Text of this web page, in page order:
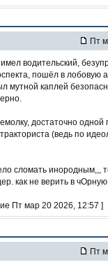
Пт
водительский,
пошёл в лобовую
мутной каплей
достаточно
(ведь по
сломать инородным,,,
как не верить в
Пт мар 20 2026, 12:57 ]
Пт